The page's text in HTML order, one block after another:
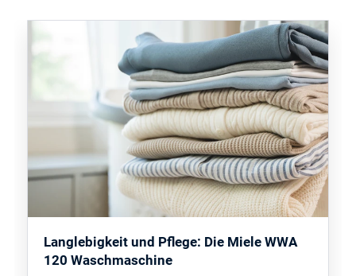
Langlebigkeit und Pflege: Die Miele WWA
120 Waschmaschine